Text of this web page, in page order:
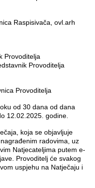
Raspisivača, ovl.arh
Provoditelja
Provoditelja
Provoditelja
od 30 dana od dana
12.02.2025. godine.
koja se objavljuje
radovima, uz
Natjecateljima putem e-
Provoditelj će svakog
uspjehu na Natječaju i